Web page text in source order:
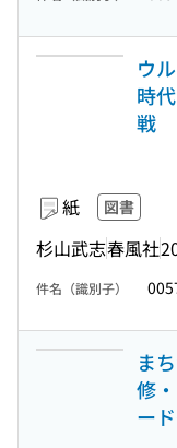
ウ
時
戦
紙 図書
杉山武志春風社
件名（識別子）
ま
修
ー